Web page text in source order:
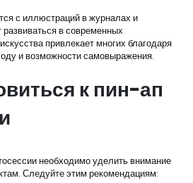
с иллюстраций в журналах и
в современных
привлекает многих благодаря
и возможности самовыражения.
к пин-ап
необходимо уделить внимание
Следуйте этим рекомендациям: